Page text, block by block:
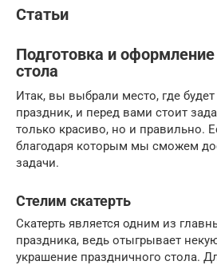
Статьи
Подготовка и
стола
Итак, вы выбрали место, где
праздник, и перед вами стоит
только красиво, но и правильно.
благодаря которым мы сможем
задачи.
Стелим скатерть
Скатерть является одним из
праздника, ведь отыгрывает
украшение праздничного стола.